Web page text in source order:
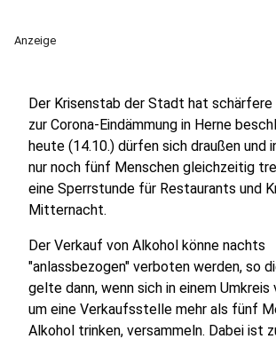
Anzeige
Der Krisenstab der Stadt hat schärfere
zur Corona-Eindämmung in Herne
heute (14.10.) dürfen sich draußen und
nur noch fünf Menschen gleichzeitig
eine Sperrstunde für Restaurants und
Mitternacht.
Der Verkauf von Alkohol könne nachts
"anlassbezogen" verboten werden, so
gelte dann, wenn sich in einem
um eine Verkaufsstelle mehr als fünf
Alkohol trinken, versammeln. Dabei ist